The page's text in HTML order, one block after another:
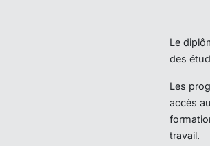
Le
des
Les
accès
travail.